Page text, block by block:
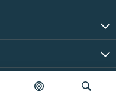
| Усі права застережено.